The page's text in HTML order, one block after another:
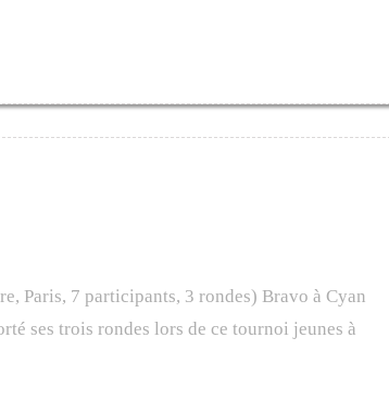
Paris, 7 participants, 3 rondes) Bravo à Cyan
ses trois rondes lors de ce tournoi jeunes à